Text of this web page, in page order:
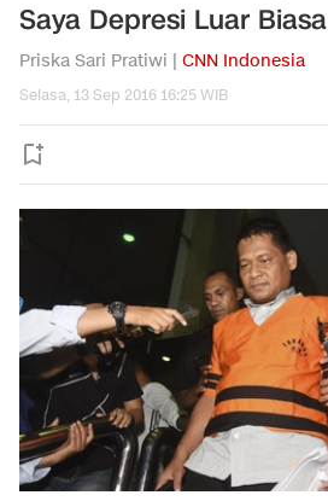
Saya Depresi Luar Biasa
Priska Sari Pratiwi | CNN Indonesia
Selasa, 13 Sep 2016 16:25 WIB